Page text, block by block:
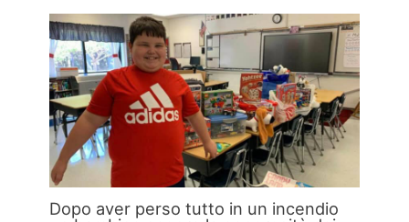
Dopo aver perso tutto in un incendio